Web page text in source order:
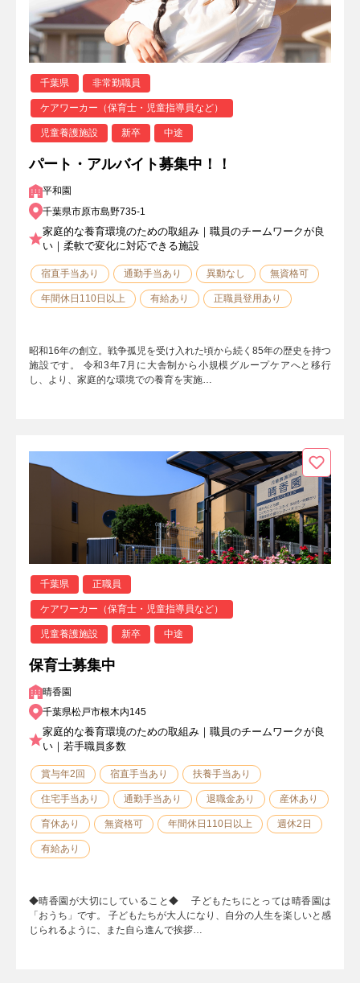
千葉県 非常勤職員
ケアワーカー（保育士・児童指導員など）
児童養護施設 新卒 中途
パート・アルバイト募集中！！
平和園
千葉県市原市島野735-1
家庭的な養育環境のための取組み｜職員のチームワークが良
い｜柔軟で変化に対応できる施設
宿直手当あり 通勤手当あり 異動なし 無資格可
年間休日110日以上 有給あり 正職員登用あり
昭和16年の創立。戦争孤児を受け入れた頃から続く85年の歴史を持つ
施設です。 令和3年7月に大舎制から小規模グループケアへと移行
し、より、家庭的な環境での養育を実施…
千葉県 正職員
ケアワーカー（保育士・児童指導員など）
児童養護施設 新卒 中途
保育士募集中
晴香園
千葉県松戸市根木内145
家庭的な養育環境のための取組み｜職員のチームワークが良
い｜若手職員多数
賞与年2回 宿直手当あり 扶養手当あり
住宅手当あり 通勤手当あり 退職金あり 産休あり
育休あり 無資格可 年間休日110日以上 週休2日
有給あり
◆晴香園が大切にしていること◆ 子どもたちにとっては晴香園は
「おうち」です。 子どもたちが大人になり、自分の人生を楽しいと感
じられるように、また自ら進んで挨拶…